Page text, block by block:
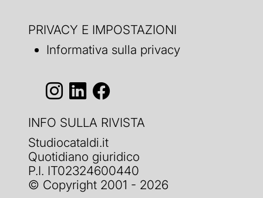
PRIVACY E IMPOSTAZIONI
Informativa sulla privacy
INFO SULLA RIVISTA
Studiocataldi.it
Quotidiano giuridico
P.I. IT02324600440
© Copyright 2001 - 2026